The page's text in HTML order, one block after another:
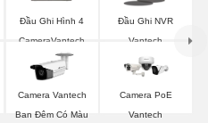
Đầu Ghi Hình 4
CameraVantech
Đầu Ghi NVR
Vantech
Camera Vantech
Ban Đêm Có Màu
Camera PoE
Vantech